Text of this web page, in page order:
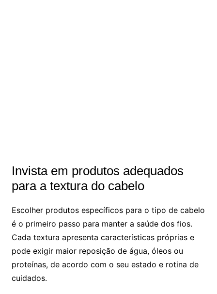
Invista em produtos adequados
para a textura do cabelo
Escolher produtos específicos para o tipo de cabelo
é o primeiro passo para manter a saúde dos fios.
Cada textura apresenta características próprias e
pode exigir maior reposição de água, óleos ou
proteínas, de acordo com o seu estado e rotina de
cuidados.